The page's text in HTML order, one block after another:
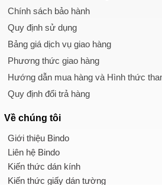
Chính sách bảo hành
Quy định sử dụng
Bảng giá dịch vụ giao hàng
Phương thức giao hàng
Hướng dẫn mua hàng và Hình thức
Quy định đổi trả hàng
Về chúng tôi
Giới thiệu Bindo
Liên hệ Bindo
Kiến thức dán kính
Kiến thức giấy dán tường